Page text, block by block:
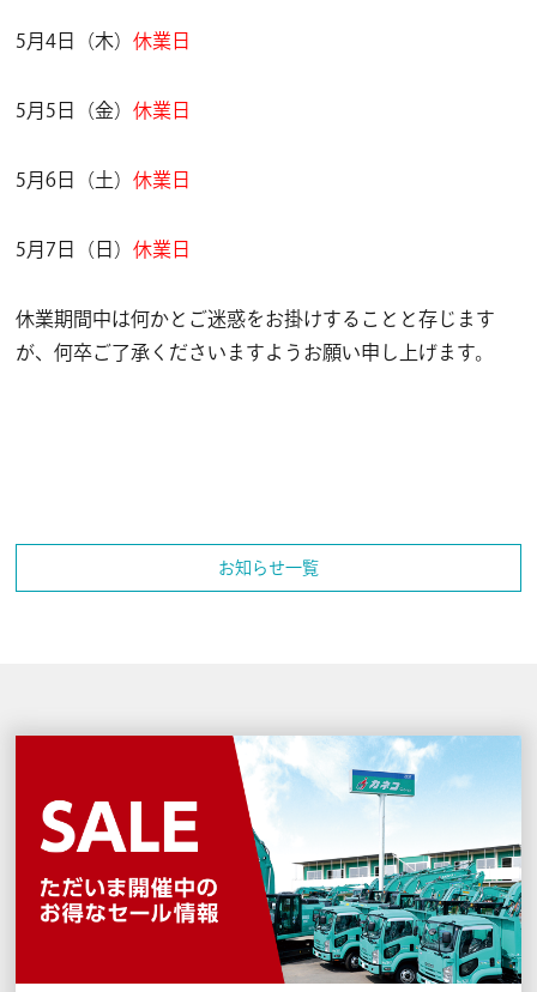
5月4日（木）休業日
5月5日（金）休業日
5月6日（土）休業日
5月7日（日）休業日
休業期間中は何かとご迷惑をお掛けすることと存じます
が、何卒ご了承くださいますようお願い申し上げます。
お知らせ一覧